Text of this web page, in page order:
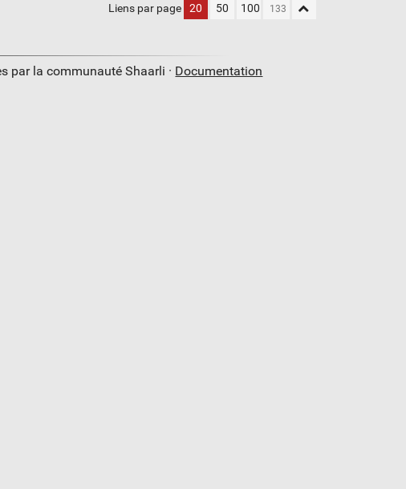
Liens par page 20 50 100
par la communauté Shaarli · Documentation